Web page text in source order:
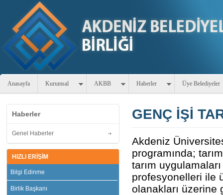
Anasayfa Kurumsal AKBB Haberler Üye Belediyeler
Haberler
Genel Haberler
HIZLI ERİŞİM
Bilgi Edinme
Birlik Başkanı
GENÇ İŞİ
Akdeniz
programında;
tarım
profesyonelleri ile
olanakları üzerine